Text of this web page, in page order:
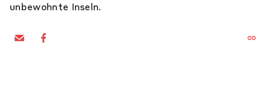
unbewohnte Inseln.